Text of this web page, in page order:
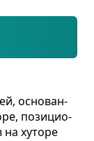
осно­ван­
пози­ци­о­
хуторе